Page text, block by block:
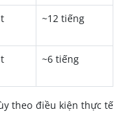
~12 tiếng
~6 tiếng
theo điều kiện thực tế